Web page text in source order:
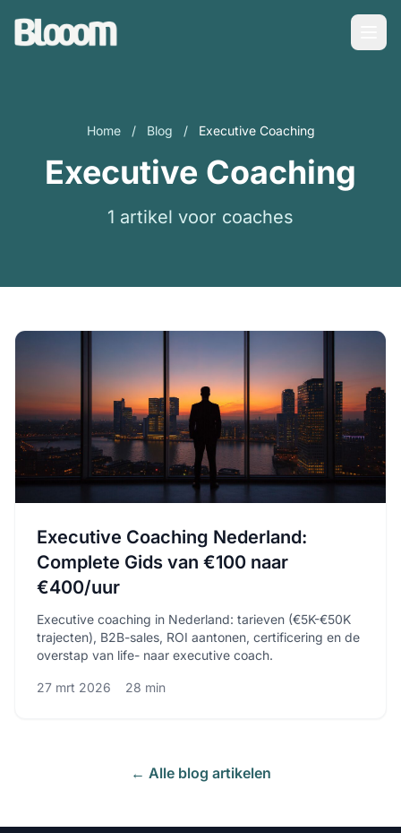
Home / Blog / Executive Coaching
Executive Coaching
1 artikel voor coaches
Executive Coaching Nederland:
Complete Gids van €100 naar
€400/uur
Executive coaching in Nederland: tarieven (€5K-€50K
trajecten), B2B-sales, ROI aantonen, certificering en de
overstap van life- naar executive coach.
27 mrt 2026 28 min
← Alle blog artikelen